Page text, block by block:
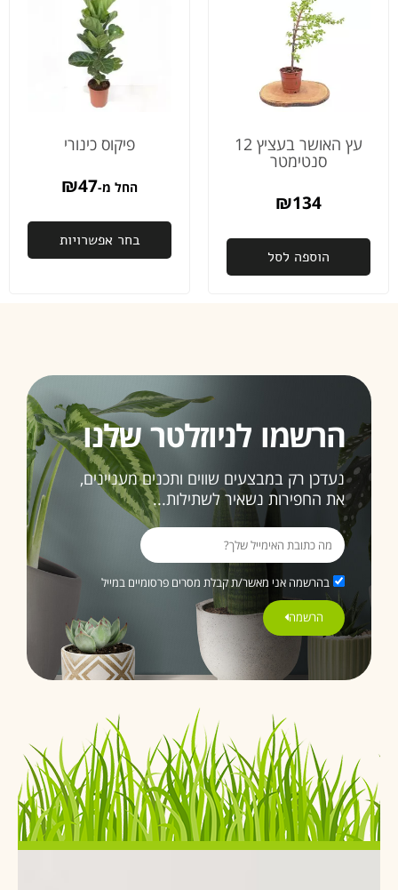
עץ האושר בעציץ 12
סנטימטר
₪134
הוספה לסל
פיקוס כינורי
החל מ- ₪47
בחר אפשרויות
הרשמו לניוזלטר שלנו
נעדכן רק במבצעים שווים ותכנים מעניינים,
את החפירות נשאיר לשתילות...
בהרשמה אני מאשר/ת קבלת מסרים פרסומיים במייל
הרשמה